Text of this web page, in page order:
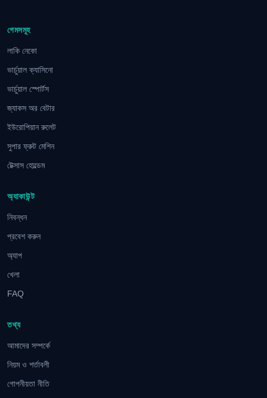
গেমসমূহ
লাকি নেকো
ভার্চুয়াল ক্যাসিনো
ভার্চুয়াল স্পোর্টস
জ্যাকস অর বেটার
ইউরোপিয়ান রুলেট
সুপার ফ্রুট মেশিন
টেক্সাস হোল্ডেম
অ্যাকাউন্ট
নিবন্ধন
প্রবেশ করুন
অ্যাপ
খেলা
FAQ
তথ্য
আমাদের সম্পর্কে
নিয়ম ও শর্তাবলী
গোপনীয়তা নীতি